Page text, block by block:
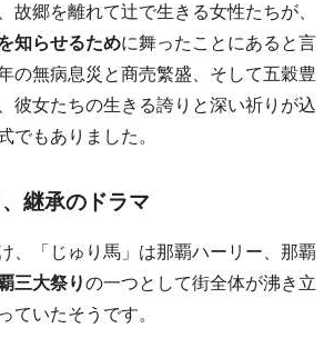
故郷を離れて辻で生きる女性たちが、
知らせるために舞ったことにあると言
の無病息災と商売繁盛、そして五穀豊
彼女たちの生きる誇りと深い祈りが込
でもありました。
継承のドラマ
、「じゅり馬」は那覇ハーリー、那覇
三大祭りの一つとして街全体が沸き立
ていたそうです。